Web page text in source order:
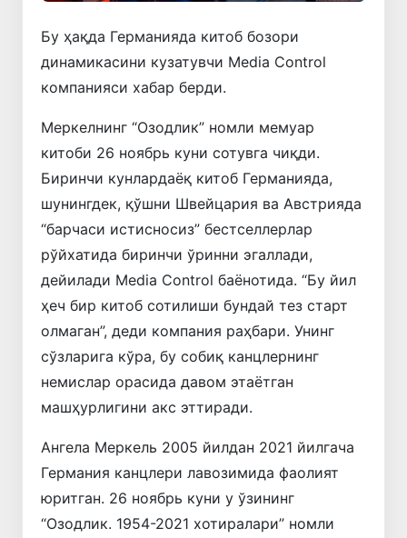
Бу ҳақда Германияда китоб бозори
динамикасини кузатувчи Media Control
компанияси хабар берди.
Меркелнинг “Озодлик” номли мемуар
китоби 26 ноябрь куни сотувга чиқди.
Биринчи кунлардаёқ китоб Германияда,
шунингдек, қўшни Швейцария ва Австрияда
“барчаси истисносиз” бестселлерлар
рўйхатида биринчи ўринни эгаллади,
дейилади Media Control баёнотида. “Бу йил
ҳеч бир китоб сотилиши бундай тез старт
олмаган”, деди компания раҳбари. Унинг
сўзларига кўра, бу собиқ канцлернинг
немислар орасида давом этаётган
машҳурлигини акс эттиради.
Ангела Меркель 2005 йилдан 2021 йилгача
Германия канцлери лавозимида фаолият
юритган. 26 ноябрь куни у ўзининг
“Озодлик. 1954-2021 хотиралари” номли